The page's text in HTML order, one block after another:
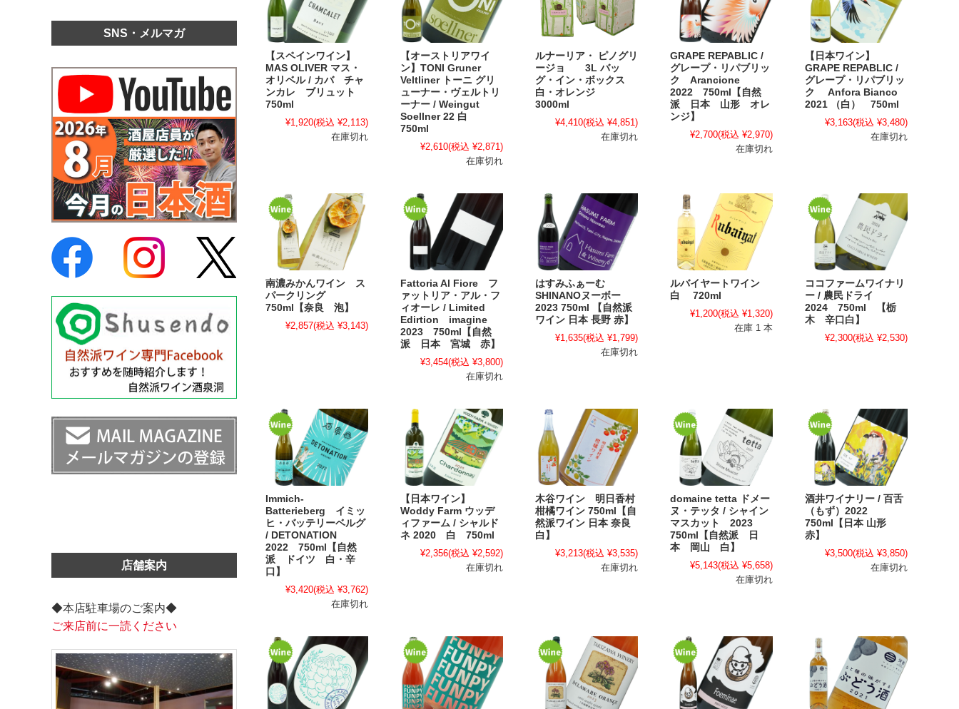
【スペインワイン】
MAS OLIVER マス・
オリベル / カバ チャ
ンカレ ブリュット
750ml
¥1,920(税込 ¥2,113)
在庫切れ
【オーストリアワイ
ン】TONI Gruner
Veltliner トーニ グリ
ューナー・ヴェルトリ
ーナー / Weingut
Soellner 22 白
750ml
¥2,610(税込 ¥2,871)
在庫切れ
ルナーリア・ ピノグリ
ージョ 3L バッ
グ・イン・ボックス
白・オレンジ
3000ml
¥4,410(税込 ¥4,851)
在庫切れ
GRAPE REPABLIC /
グレープ・リパブリッ
ク Arancione
2022 750ml【自然
派 日本 山形 オレ
ンジ】
¥2,700(税込 ¥2,970)
在庫切れ
【日本ワイン】
GRAPE REPABLIC /
グレープ・リパブリッ
ク Anfora Bianco
2021 （白） 750ml
¥3,163(税込 ¥3,480)
在庫切れ
南濃みかんワイン ス
パークリング
750ml【奈良 泡】
¥2,857(税込 ¥3,143)
Fattoria Al Fiore フ
ァットリア・アル・フ
ィオーレ / Limited
Edirtion imagine
2023 750ml【自然
派 日本 宮城 赤】
¥3,454(税込 ¥3,800)
在庫切れ
はすみふぁーむ
SHINANOヌーボー
2023 750ml 【自然派
ワイン 日本 長野 赤】
¥1,635(税込 ¥1,799)
在庫切れ
ルバイヤートワイン
白 720ml
¥1,200(税込 ¥1,320)
在庫 1 本
ココファームワイナリ
ー / 農民ドライ
2024 750ml 【栃
木 辛口白】
¥2,300(税込 ¥2,530)
Immich-
Batterieberg イミッ
ヒ・バッテリーベルグ
/ DETONATION
2022 750ml【自然
派 ドイツ 白・辛
口】
¥3,420(税込 ¥3,762)
在庫切れ
【日本ワイン】
Woddy Farm ウッデ
ィファーム / シャルド
ネ 2020 白 750ml
¥2,356(税込 ¥2,592)
在庫切れ
木谷ワイン 明日香村
柑橘ワイン 750ml【自
然派ワイン 日本 奈良
白】
¥3,213(税込 ¥3,535)
在庫切れ
domaine tetta ドメー
ヌ・テッタ / シャイン
マスカット 2023
750ml【自然派 日
本 岡山 白】
¥5,143(税込 ¥5,658)
在庫切れ
酒井ワイナリー / 百舌
（もず）2022
750ml【日本 山形
赤】
¥3,500(税込 ¥3,850)
在庫切れ
SNS・メルマガ
店舗案内
◆本店駐車場のご案内◆
ご来店前に一読ください